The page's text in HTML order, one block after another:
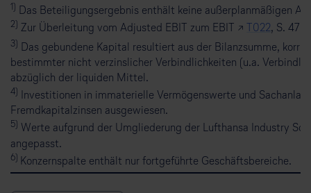
1) Das Beteiligungsergebnis enthält keine außerplanmäßigen
2) Zur Überleitung vom Adjusted EBIT zum EBIT ↗ T022, S. 47
3)
Das gebundene Kapital resultiert aus der Bilanzsumme,
bestimmter nicht verzinslicher Verbindlichkeiten (u.a.
abzüglich der liquiden Mittel.
4)
Investitionen in immaterielle Vermögenswerte und
Fremdkapitalzinsen ausgewiesen.
5)
Werte aufgrund der Umgliederung der Lufthansa Industry
angepasst.
6) Konzernspalte enthält nur fortgeführte Geschäftsbereiche.